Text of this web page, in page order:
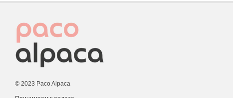
© 2023 Paco Alpaca